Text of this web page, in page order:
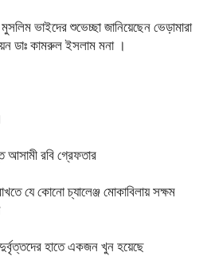
ভাইদের শুভেচ্ছা জানিয়েছেন ভেড়ামারা
ডাঃ কামরুল ইসলাম মনা ।
আসামী রবি গ্রেফতার
যে কোনো চ্যালেঞ্জ মোকাবিলায় সক্ষম
হাতে একজন খুন হয়েছে